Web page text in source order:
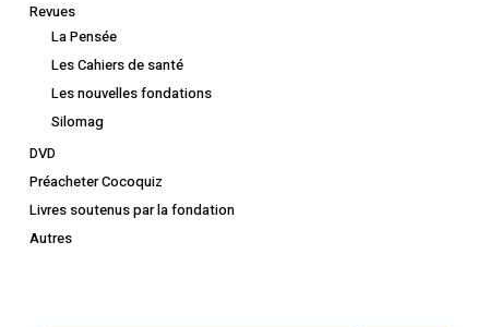
Revues
La Pensée
Les Cahiers de santé
Les nouvelles fondations
Silomag
DVD
Préacheter Cocoquiz
Livres soutenus par la fondation
Autres